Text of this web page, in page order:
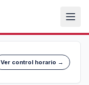
Ver control horario →